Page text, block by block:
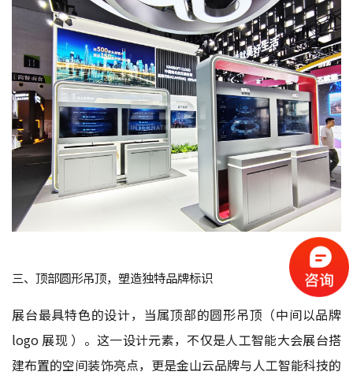
三、顶部圆形吊顶，塑造独特品牌标识
展台最具特色的设计，当属顶部的圆形吊顶（中间以品牌
logo 展现 ）。这一设计元素，不仅是人工智能大会展台搭
建布置的空间装饰亮点，更是金山云品牌与人工智能科技的